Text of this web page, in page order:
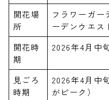
開花場
所
フラワーガ
ーデンウエス
開花時
期
2026年4月中
見ごろ
時期
2026年4月中
がピーク）